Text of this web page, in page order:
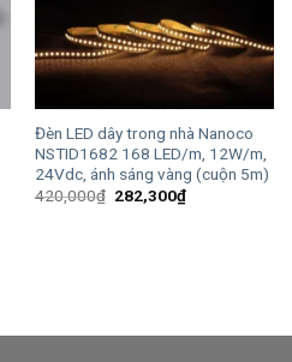
Đèn LED dây trong nhà Nanoco
NSTID1682 168 LED/m, 12W/m,
24Vdc, ánh sáng vàng (cuộn 5m)
420,000₫ Giá
282,300₫Giá
hiện